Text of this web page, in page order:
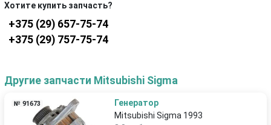
Хотите купить запчасть?
+375 (29) 657-75-74
+375 (29) 757-75-74
Другие запчасти Mitsubishi Sigma
№ 91673
Генератор
Mitsubishi Sigma 1993